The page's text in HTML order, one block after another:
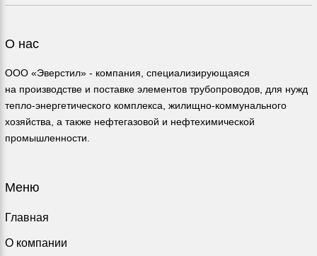
О нас
ООО «Эверстил» - компания, специализирующаяся
на производстве и поставке элементов трубопроводов, для нужд
тепло-энергетического комплекса, жилищно-коммунального
хозяйства, а также нефтегазовой и нефтехимической
промышленности.
Меню
Главная
О компании